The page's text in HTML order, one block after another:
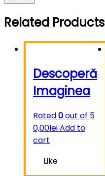
Related Products
Descoperă
Imaginea
Rated0out of 5
0,00leiAdd to
cart
Like